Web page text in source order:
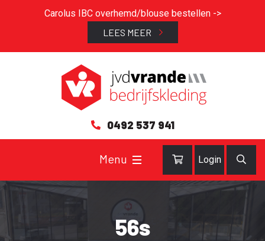
Carolus IBC overhemd/blouse bestellen ->
LEES MEER
0492 537 941
Login
56s